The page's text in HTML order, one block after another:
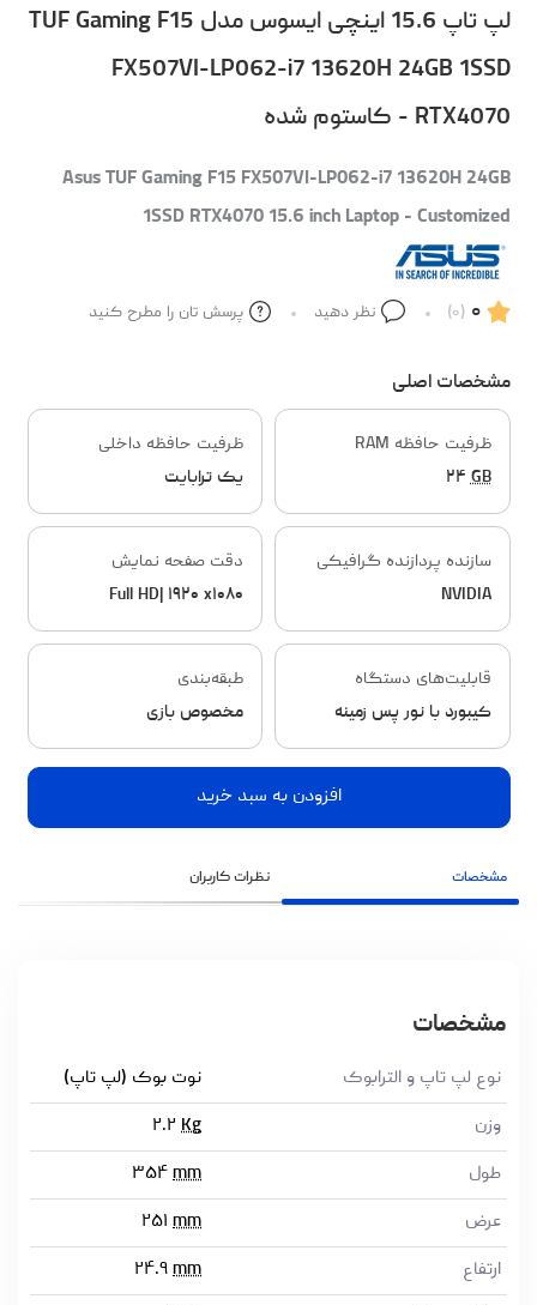
لپ تاپ 15.6 اینچی ایسوس مدل TUF Gaming F15
FX507VI-LP062-i7 13620H 24GB 1SSD
RTX4070 - کاستوم شده
Asus TUF Gaming F15 FX507VI-LP062-i7 13620H 24GB
1SSD RTX4070 15.6 inch Laptop - Customized
۰ (۰) نظر دهید پرسش تان را مطرح کنید
مشخصات اصلی
ظرفیت حافظه RAM
۲۴GB
ظرفیت حافظه داخلی
یک ترابایت
سازنده پردازنده گرافیکی
NVIDIA
دقت صفحه نمایش
Full HD| ۱۹۲۰ x۱۰۸۰
قابلیت‌های دستگاه
کیبورد با نور پس زمینه
طبقه‌بندی
مخصوص بازی
افزودن به سبد خرید
مشخصات نظرات کاربران
مشخصات
نوع لپ تاپ و الترابوک
نوت بوک (لپ تاپ)
وزن
۲.۲ Kg
طول
۳۵۴ mm
عرض
۲۵۱ mm
ارتفاع
۲۴.۹ mm